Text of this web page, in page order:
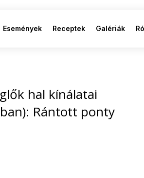
Események Receptek Galériák
hal kínálatai
Rántott ponty